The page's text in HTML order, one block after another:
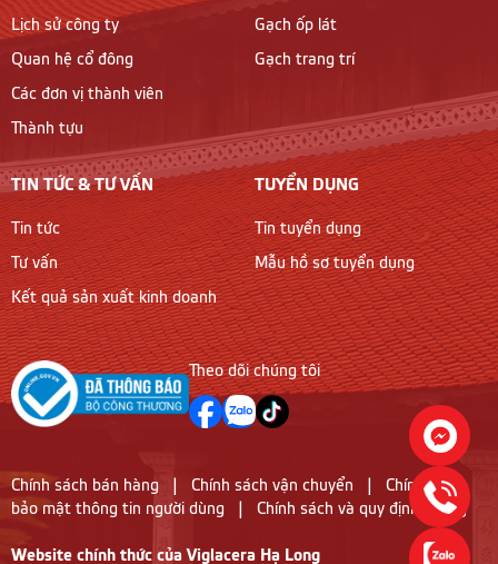
Lịch sử công ty
Quan hệ cổ đông
Các đơn vị thành viên
Thành tựu
Gạch ốp lát
Gạch trang trí
TIN TỨC & TƯ VẤN
Tin tức
Tư vấn
Kết quả sản xuất kinh doanh
TUYỂN DỤNG
Tin tuyển dụng
Mẫu hồ sơ tuyển dụng
Theo dõi chúng tôi
Chính sách bán hàng Chính sách vận chuyển
Chính sách
bảo mật thông tin người dùng
Chính sách và quy định chung
Website chính thức của Viglacera Hạ Long